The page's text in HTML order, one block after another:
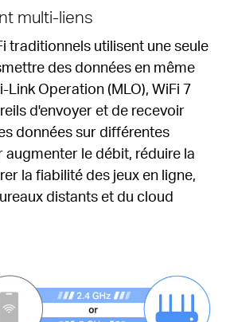
multi-liens
traditionnels utilisent une seule
des données en même
Link Operation (MLO), WiFi 7
d'envoyer et de recevoir
données sur différentes
augmenter le débit, réduire la
la fiabilité des jeux en ligne,
distants et du cloud